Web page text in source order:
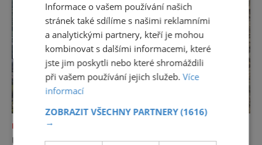
KAM S DĚTMI
ÚSTÍ NAD LABEM: RÁJ ROZHLEDEN A
Informace o vašem používání našich
stránek také sdílíme s našimi reklamními
a analytickými partnery, kteří je mohou
kombinovat s dalšími informacemi, které
jste jim poskytli nebo které shromáždili
při vašem používání jejich služeb.Více
informací
ZOBRAZIT VŠECHNY PARTNERY(1616)
→